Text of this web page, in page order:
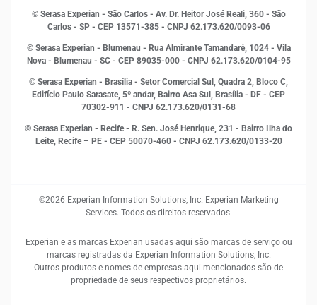
Marketing
Open Finance
Proteção de Dados
Sustentabilidade Corporativa
© Serasa Experian - São Carlos - Av. Dr. Heitor José Reali, 360 - São
Carlos - SP - CEP 13571-385 - CNPJ 62.173.620/0093-06
© Serasa Experian - Blumenau - Rua Almirante Tamandaré, 1024 - Vila
Nova - Blumenau - SC - CEP 89035-000 - CNPJ 62.173.620/0104-95
© Serasa Experian - Brasília - Setor Comercial Sul, Quadra 2, Bloco C,
Edifício Paulo Sarasate, 5º andar, Bairro Asa Sul, Brasília - DF - CEP
70302-911 - CNPJ 62.173.620/0131-68
© Serasa Experian - Recife - R. Sen. José Henrique, 231 - Bairro Ilha do
Leite, Recife – PE - CEP 50070-460 - CNPJ 62.173.620/0133-20
©2026 Experian Information Solutions, Inc. Experian Marketing
Services. Todos os direitos reservados.
Experian e as marcas Experian usadas aqui são marcas de serviço ou
marcas registradas da Experian Information Solutions, Inc.
Outros produtos e nomes de empresas aqui mencionados são de
propriedade de seus respectivos proprietários.